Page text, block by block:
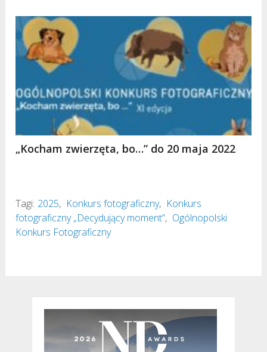
„Kocham zwierzęta, bo…” do 20 maja 2022
Tagi: 2025, Konkurs fotograficzny, Konkurs
fotograficzny „Decydujący moment”, Ogólnopolski
Konkurs Fotograficzny